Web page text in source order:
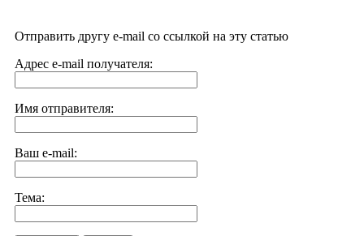
Отправить другу e-mail со ссылкой на эту статью
Адрес e-mail получателя:
Имя отправителя:
Ваш e-mail:
Тема: